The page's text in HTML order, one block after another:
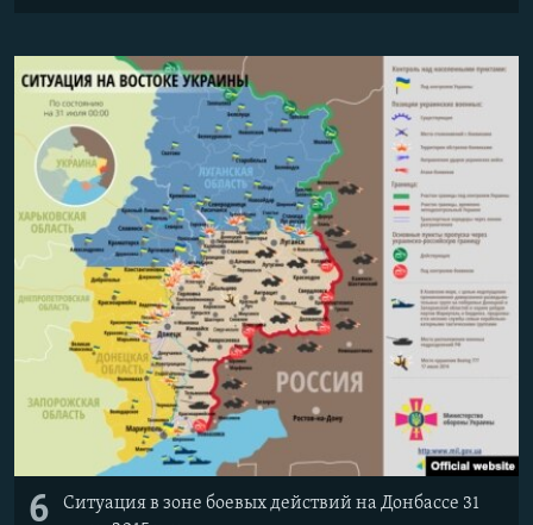
6
Ситуация в зоне боевых действий на Донбассе 31